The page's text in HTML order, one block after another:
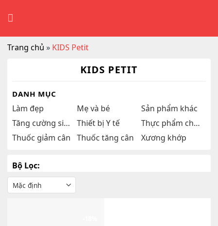
Trang chủ » KIDS Petit
KIDS PETIT
DANH MỤC
Làm đẹp Mẹ và bé
Sản phẩm khác
Tăng cường sinh lý
Thiết bị Y tế
Thực phẩm chức năng
Thuốc giảm cân
Thuốc tăng cân Xương khớp
Bộ Lọc: